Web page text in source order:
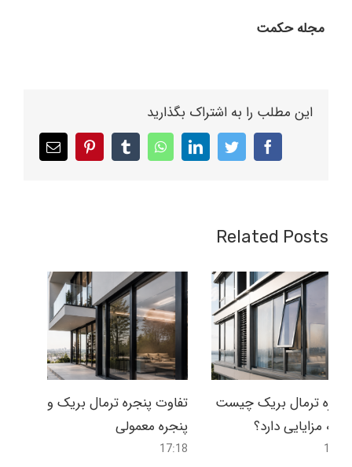
مجله حکمت
این مطلب را به اشتراک بگذارید
facebook
twitter
linkedin
whatsapp
tumblr
pinterest
Email
Related Posts
تفاوت پنجره ترمال بریک و
پنجره معمولی
17:18
پنجره ترمال بریک چیست
و چه مزایایی دارد؟
16:58